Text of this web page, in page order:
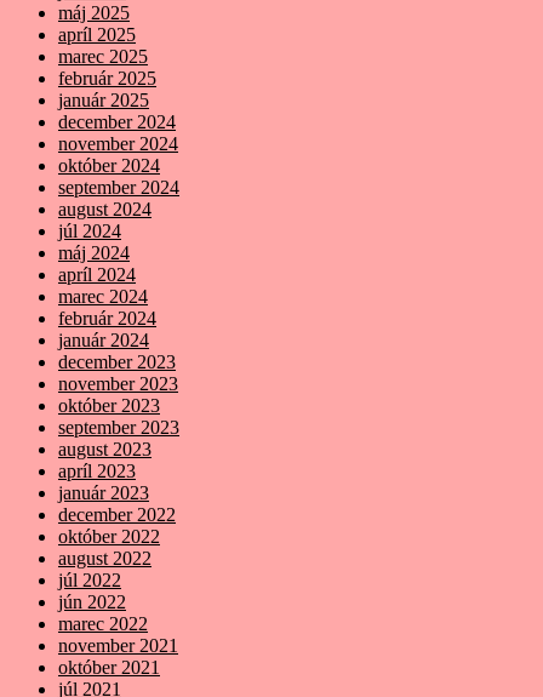
máj 2025
apríl 2025
marec 2025
február 2025
január 2025
december 2024
november 2024
október 2024
september 2024
august 2024
júl 2024
máj 2024
apríl 2024
marec 2024
február 2024
január 2024
december 2023
november 2023
október 2023
september 2023
august 2023
apríl 2023
január 2023
december 2022
október 2022
august 2022
júl 2022
jún 2022
marec 2022
november 2021
október 2021
júl 2021